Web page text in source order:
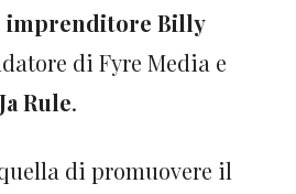
imprenditore Billy
di Fyre Media e
Rule.
di promuovere il